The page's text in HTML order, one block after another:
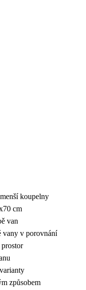
koupelny
cm
van
vany v porovnání
způsobem